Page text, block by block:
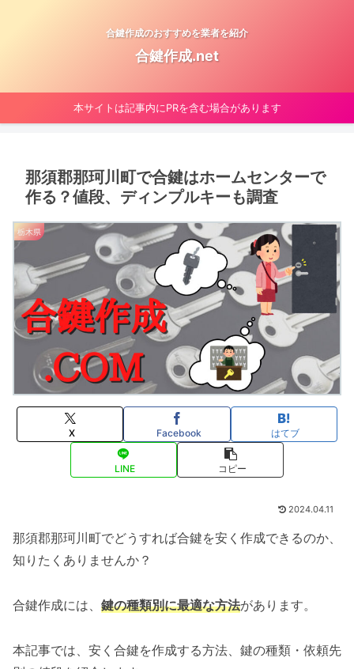
合鍵作成のおすすめを業者を紹介
合鍵作成.net
本サイトは記事内にPRを含む場合があります
那須郡那珂川町で合鍵はホームセンターで
作る？値段、ディンプルキーも調査
栃木県
X Facebook はてブ
LINE コピー
2024.04.11
那須郡那珂川町でどうすれば合鍵を安く作成できるのか、
知りたくありませんか？
合鍵作成には、 鍵の種類別に最適な方法があります。
本記事では、安く合鍵を作成する方法、鍵の種類・依頼先